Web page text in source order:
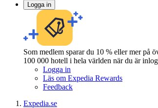
Logga in
Som medlem sparar du 10 % eller mer på
100 000 hotell i hela världen när du är
Logga in
Läs om Expedia Rewards
Feedback
Expedia.se